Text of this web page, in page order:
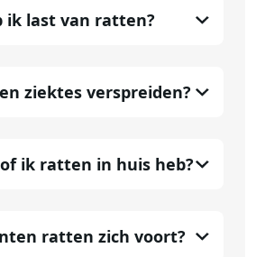
ik last van ratten?
ziektes verspreiden?
ik ratten in huis heb?
ratten zich voort?